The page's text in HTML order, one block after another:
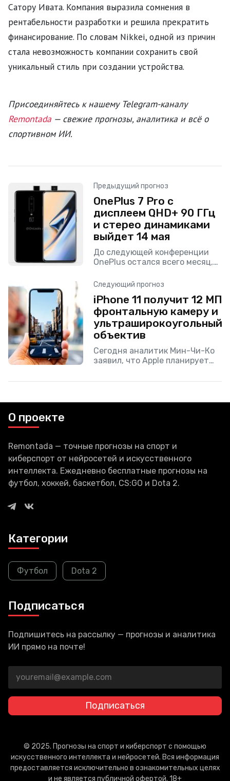
Сатору Ивата. Компания выразила сомнения в
рентабельности разработки и решила прекратить
финансирование. По словам Nikkei, одной из причин
стала невозможность компании сохранить свой
уникальный стиль при создании устройства.
Присоединяйтесь к нашему Telegram-каналу
Remontada — свежие прогнозы, аналитика и всё о
спортивном ИИ.
Предыдущий прогноз
OnePlus 7 Pro с
дисплеем QHD+ 90 ГГц
и стерео динамиками
выйдет 14 мая
До следующей конференции
OnePlus остался всего месяц,
думает прекращаться. Сегодня
мы узнали много нового о
OnePlus 7 Pro,
Следующий прогноз
iPhone 11 получит 12 МП
фронтальную камеру и
ультраширокоугольный
объектив
Сегодня аналитик Мин-Чи-Ко
заявил, что Apple планирует
разрешение камер с 7 до 12 МП.
О проекте
Remontada — точные прогнозы на спорт и
киберспорт от нейросетей и искусственного
интеллекта. Ежедневно бесплатные прогнозы на
футбол, хоккей, баскетбол, CS:GO и Dota 2.
Категории
Футбол Dota 2
Подписаться
Подпишитесь на рассылку — прогнозы и аналитика
ИИ прямо на почте!
Подписаться
© 2025. Прогнозы на спорт и киберспорт с помощью
искусственного интеллекта и нейросетей. Вся информация
предоставляется исключительно в ознакомительных целях
и не является публичной офертой. 18+